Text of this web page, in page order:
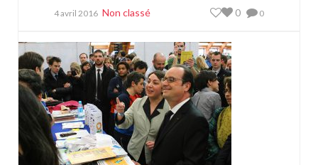
4 avril 2016 Non classé 0
0